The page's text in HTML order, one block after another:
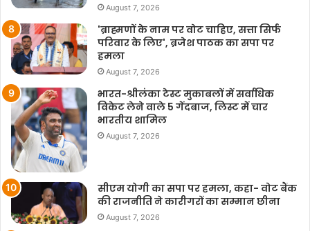
August 7, 2026
'ब्राह्मणों के नाम पर वोट चाहिए, सत्ता सिर्फ
परिवार के लिए', ब्रजेश पाठक का सपा पर
हमला
August 7, 2026
भारत-श्रीलंका टेस्ट मुकाबलों में सर्वाधिक
विकेट लेने वाले 5 गेंदबाज, लिस्ट में चार
भारतीय शामिल
August 7, 2026
सीएम योगी का सपा पर हमला, कहा- वोट बैंक
की राजनीति ने कारीगरों का सम्मान छीना
August 7, 2026